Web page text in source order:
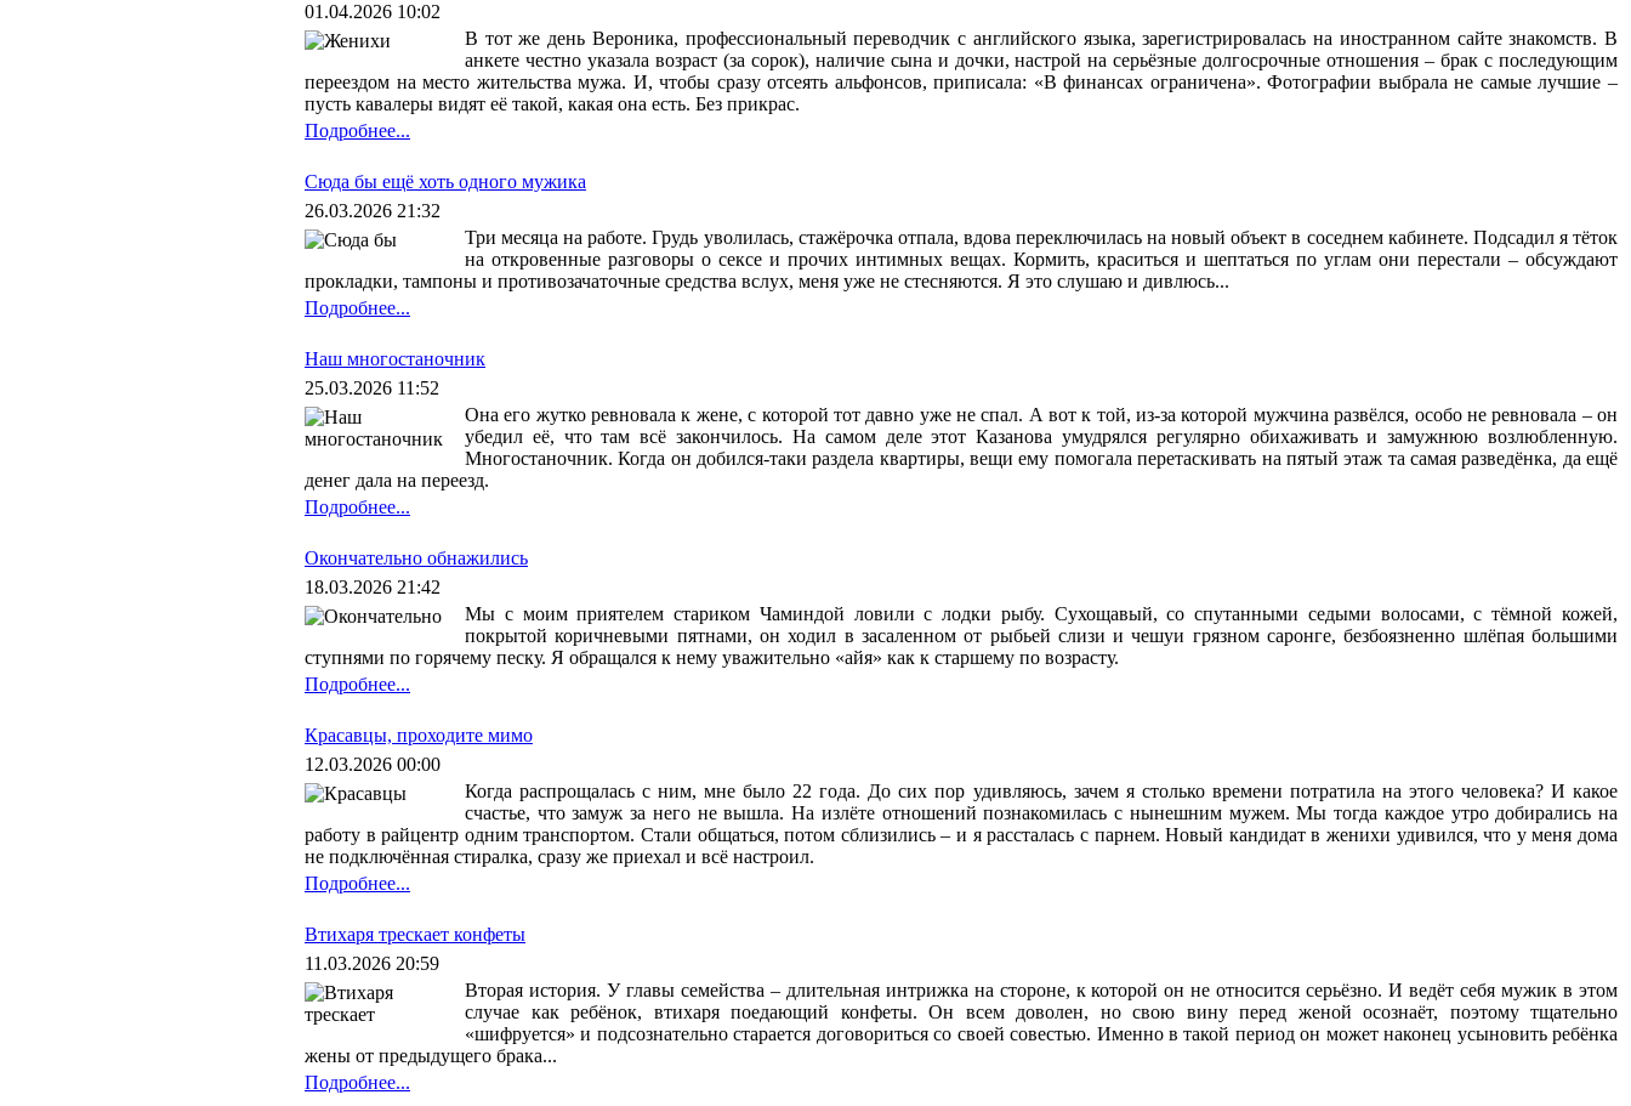
01.04.2026 10:02
В тот же день Вероника, профессиональный переводчик с английского языка, зарегистрировалась на иностранном сайте знакомств. В
анкете честно указала возраст (за сорок), наличие сына и дочки, настрой на серьёзные долгосрочные отношения – брак с последующим
переездом на место жительства мужа. И, чтобы сразу отсеять альфонсов, приписала: «В финансах ограничена». Фотографии выбрала не самые лучшие –
пусть кавалеры видят её такой, какая она есть. Без прикрас.
Подробнее...
Сюда бы ещё хоть одного мужика
26.03.2026 21:32
Три месяца на работе. Грудь уволилась, стажёрочка отпала, вдова переключилась на новый объект в соседнем кабинете. Подсадил я тёток
на откровенные разговоры о сексе и прочих интимных вещах. Кормить, краситься и шептаться по углам они перестали – обсуждают
прокладки, тампоны и противозачаточные средства вслух, меня уже не стесняются. Я это слушаю и дивлюсь...
Подробнее...
Наш многостаночник
25.03.2026 11:52
Она его жутко ревновала к жене, с которой тот давно уже не спал. А вот к той, из-за которой мужчина развёлся, особо не ревновала – он
убедил её, что там всё закончилось. На самом деле этот Казанова умудрялся регулярно обихаживать и замужнюю возлюбленную.
Многостаночник. Когда он добился-таки раздела квартиры, вещи ему помогала перетаскивать на пятый этаж та самая разведёнка, да ещё
денег дала на переезд.
Подробнее...
Окончательно обнажились
18.03.2026 21:42
Мы с моим приятелем стариком Чаминдой ловили с лодки рыбу. Сухощавый, со спутанными седыми волосами, с тёмной кожей,
покрытой коричневыми пятнами, он ходил в засаленном от рыбьей слизи и чешуи грязном саронге, безбоязненно шлёпая большими
ступнями по горячему песку. Я обращался к нему уважительно «айя» как к старшему по возрасту.
Подробнее...
Красавцы, проходите мимо
12.03.2026 00:00
Когда распрощалась с ним, мне было 22 года. До сих пор удивляюсь, зачем я столько времени потратила на этого человека? И какое
счастье, что замуж за него не вышла. На излёте отношений познакомилась с нынешним мужем. Мы тогда каждое утро добирались на
работу в райцентр одним транспортом. Стали общаться, потом сблизились – и я рассталась с парнем. Новый кандидат в женихи удивился, что у меня дома
не подключённая стиралка, сразу же приехал и всё настроил.
Подробнее...
Втихаря трескает конфеты
11.03.2026 20:59
Вторая история. У главы семейства – длительная интрижка на стороне, к которой он не относится серьёзно. И ведёт себя мужик в этом
случае как ребёнок, втихаря поедающий конфеты. Он всем доволен, но свою вину перед женой осознаёт, поэтому тщательно
«шифруется» и подсознательно старается договориться со своей совестью. Именно в такой период он может наконец усыновить ребёнка
жены от предыдущего брака...
Подробнее...